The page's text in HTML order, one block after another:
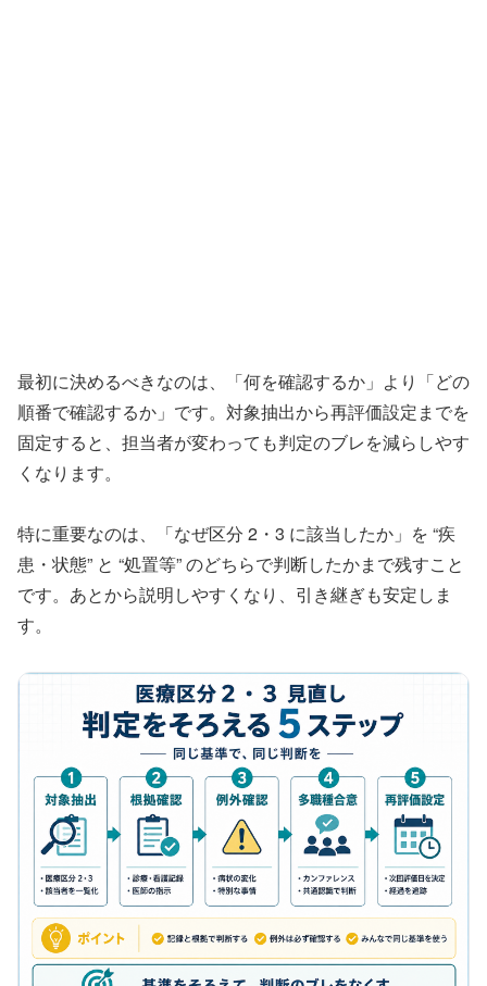
最初に決めるべきなのは、「何を確認するか」より「どの
順番で確認するか」です。対象抽出から再評価設定までを
固定すると、担当者が変わっても判定のブレを減らしやす
くなります。
特に重要なのは、「なぜ区分 2・3 に該当したか」を “疾
患・状態” と “処置等” のどちらで判断したかまで残すこと
です。あとから説明しやすくなり、引き継ぎも安定しま
す。